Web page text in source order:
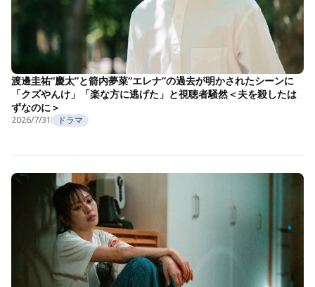
渡邊圭祐“慶太”と箭内夢菜“エレナ”の過去が明かされたシーンに
「クズやんけ」「楽な方に逃げた」と視聴者騒然＜夫を殺したは
ずなのに＞
2026/7/31 ドラマ